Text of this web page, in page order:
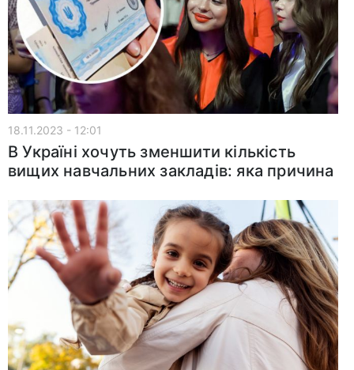
18.11.2023 - 12:01
В Україні хочуть зменшити кількість
вищих навчальних закладів: яка причина